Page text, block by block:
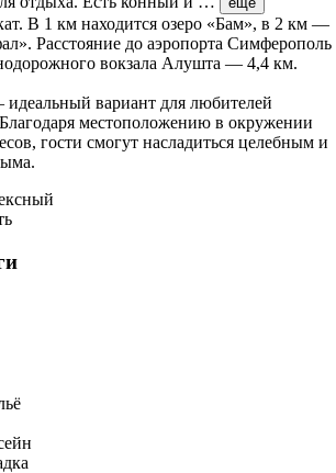
В 1 км находится озеро «Бам», в 2 км —
Расстояние до аэропорта Симферополь
вокзала Алушта — 4,4 км.
вариант для любителей
местоположению в окружении
гости смогут насладиться целебным и